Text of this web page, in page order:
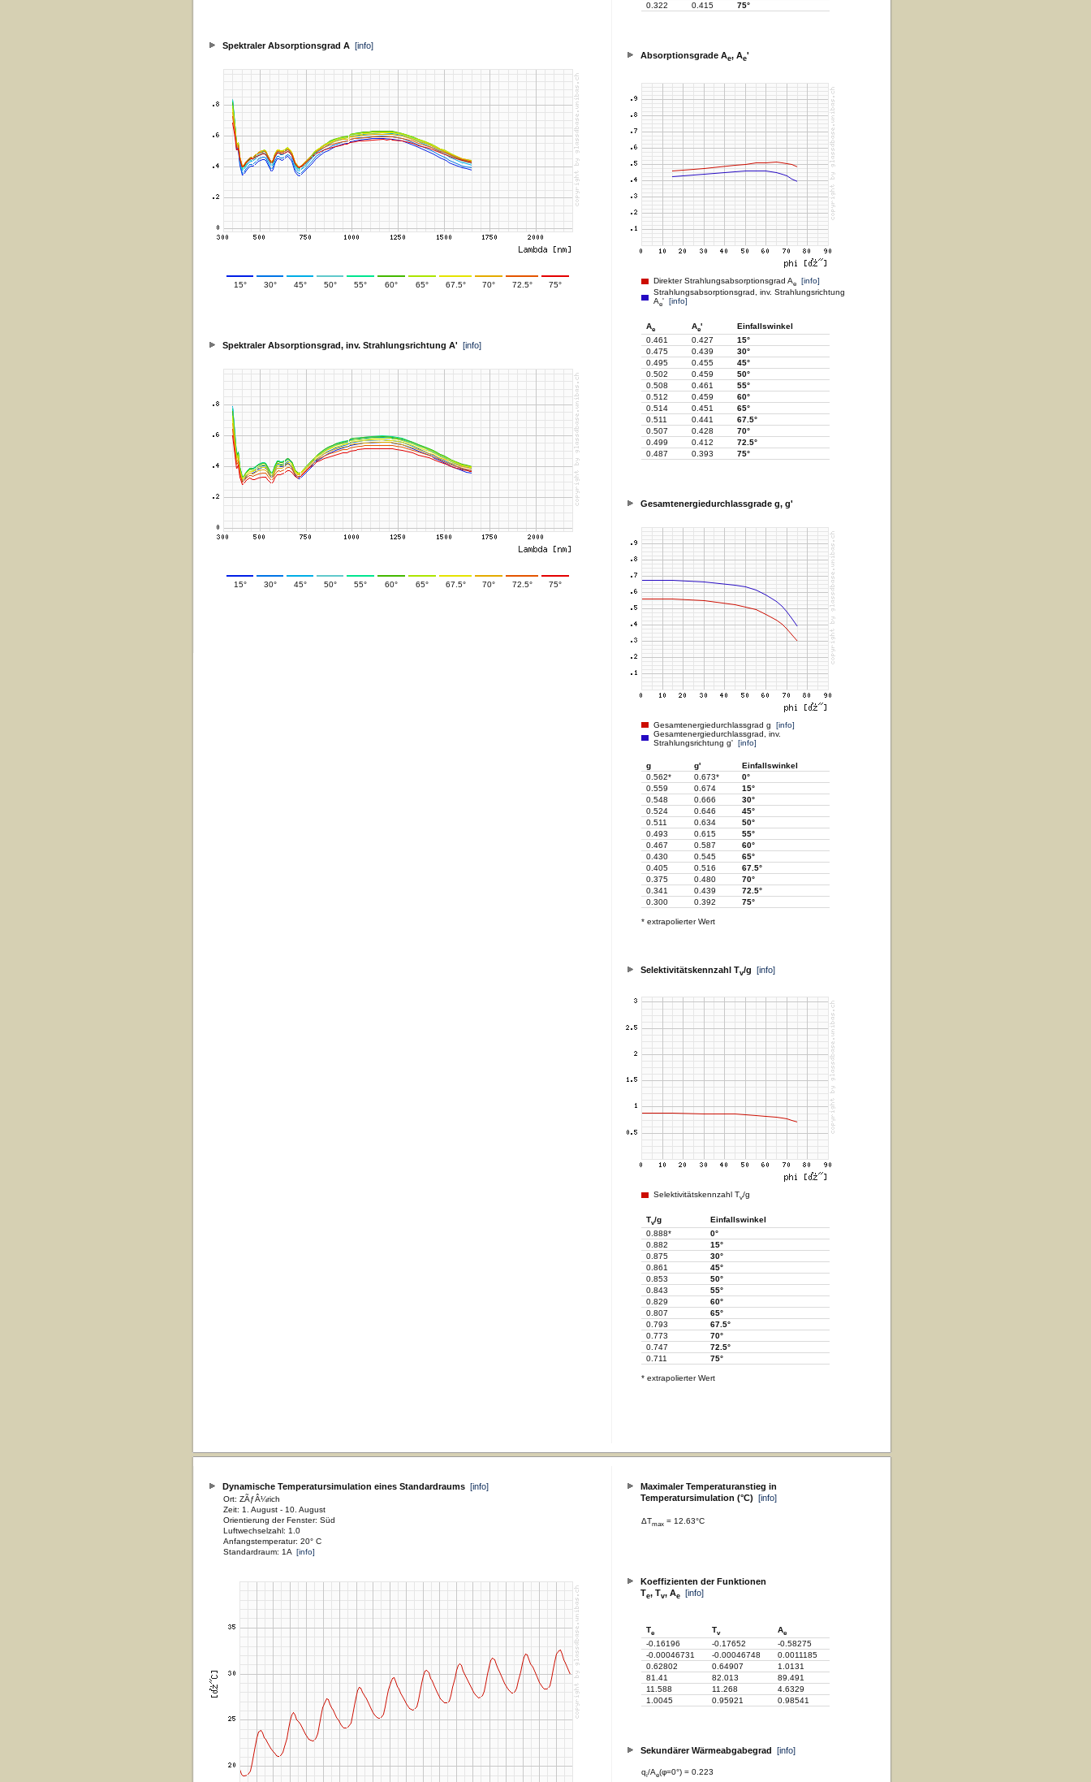
0.322
0.415 75°
Absorptionsgrade Ae, Ae'
Direkter Strahlungsabsorptionsgrad Ae [info]
Strahlungsabsorptionsgrad, inv. Strahlungsrichtung
Ae' [info]
Ae Ae'
Einfallswinkel
0.461
0.427
15°
0.475
0.439
30°
0.495
0.455
45°
0.502
0.459
50°
0.508
0.461
55°
0.512
0.459
60°
0.514
0.451
65°
0.511
0.441
67.5°
0.507
0.428
70°
0.499
0.412
72.5°
0.487
0.393 75°
Gesamtenergiedurchlassgrade g, g'
Gesamtenergiedurchlassgrad g [info]
Gesamtenergiedurchlassgrad, inv.
Strahlungsrichtung g' [info]
g g'
Einfallswinkel
0.562*
0.673*
0°
0.559
0.674
15°
0.548
0.666
30°
0.524
0.646
45°
0.511
0.634
50°
0.493
0.615
55°
0.467
0.587
60°
0.430
0.545
65°
0.405
0.516
67.5°
0.375
0.480
70°
0.341
0.439
72.5°
0.300
0.392 75°
* extrapolierter Wert
Selektivitätskennzahl Tv/g [info]
Selektivitätskennzahl Tv/g
Tv/g
Einfallswinkel
0.888*
0°
0.882
15°
0.875
30°
0.861
45°
0.853
50°
0.843
55°
0.829
60°
0.807
65°
0.793
67.5°
0.773
70°
0.747
72.5°
0.711
75°
* extrapolierter Wert
Spektraler Absorptionsgrad A [info]
15° 30° 45° 50° 55° 60° 65° 67.5° 70° 72.5° 75°
Spektraler Absorptionsgrad, inv. Strahlungsrichtung A' [info]
15° 30° 45° 50° 55° 60° 65° 67.5° 70° 72.5° 75°
Maximaler Temperaturanstieg in
Temperatursimulation (°C) [info]
ΔTmax = 12.63°C
Koeffizienten der Funktionen
Te, Tv, Ae [info]
Te Tv Ae
-0.16196 -0.17652
-0.58275
-0.00046731
-0.00046748
0.0011185
0.62802
0.64907
1.0131
81.41
82.013
89.491
11.588
11.268
4.6329
1.0045
0.95921 0.98541
Sekundärer Wärmeabgabegrad [info]
qi/Ae(φ=0°) = 0.223
Dynamische Temperatursimulation eines Standardraums [info]
Ort: ZÃƒÂ¼rich
Zeit: 1. August - 10. August
Orientierung der Fenster: Süd
Luftwechselzahl: 1.0
Anfangstemperatur: 20° C
Standardraum: 1A [info]